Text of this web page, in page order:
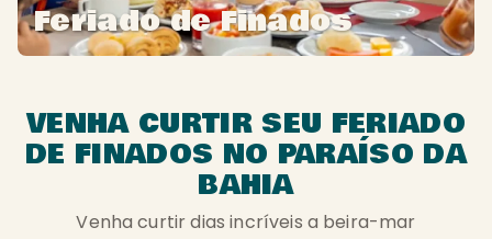
Feriado de Finados
VENHA CURTIR SEU FERIADO
DE FINADOS NO PARAÍSO DA
BAHIA
Venha curtir dias incríveis a beira-mar